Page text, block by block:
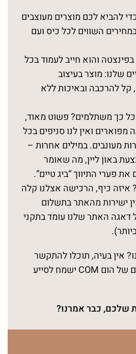
להביא לכם מוצרים מעוצבים
השווים לכל כיס ועם
והוא חייב לעמוד בכל
שלנו: מוצר בעיצוב
קל להרכבה ובאיכות ללא
כל כך משתלמים? פשוט מאוד,
מפוארים ואין לנו סניפים בכל
מעונבים. במילים אחרות –
באון ליין, מה שאומר
פערי התיווך “ביג טיים”.
כיף, הרכישה אצלנו קלה
ישירות מהאתר בתשלום
האתר שלנו עומד בתקני
אין בעיה, תוכלו להתקשר
אלינו, וצוות המומחים של הום COM ישמח לסייע
שלכם, כבר אמרנו?